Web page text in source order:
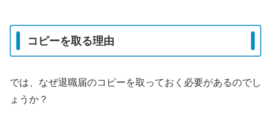
コピーを取る理由
では、なぜ退職届のコピーを取っておく必要があるのでし
ょうか？